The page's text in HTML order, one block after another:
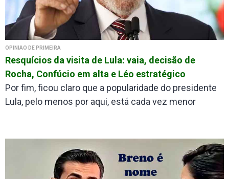
OPINIÃO DE PRIMEIRA
Resquícios da visita de Lula: vaia, decisão de
Rocha, Confúcio em alta e Léo estratégico
Por fim, ficou claro que a popularidade do presidente
Lula, pelo menos por aqui, está cada vez menor